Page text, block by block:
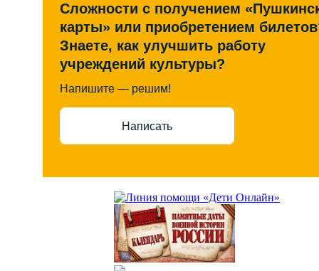
Сложности с получением
карты» или приобретением
Знаете, как улучшить работу
учреждений культуры?
Напишите — решим!
Написать